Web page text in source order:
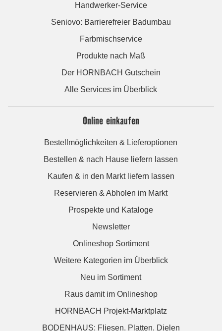
Handwerker-Service
Seniovo: Barrierefreier Badumbau
Farbmischservice
Produkte nach Maß
Der HORNBACH Gutschein
Alle Services im Überblick
Online einkaufen
Bestellmöglichkeiten & Lieferoptionen
Bestellen & nach Hause liefern lassen
Kaufen & in den Markt liefern lassen
Reservieren & Abholen im Markt
Prospekte und Kataloge
Newsletter
Onlineshop Sortiment
Weitere Kategorien im Überblick
Neu im Sortiment
Raus damit im Onlineshop
HORNBACH Projekt-Marktplatz
BODENHAUS: Fliesen. Platten. Dielen